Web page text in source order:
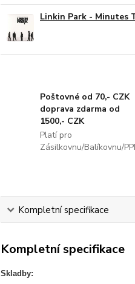
Linkin Park - Minutes
Poštovné od 70,- CZK
doprava zdarma od
1500,- CZK
Platí pro
Zásilkovnu/Balíkovnu/
Kompletní specifikace
Kompletní specifikace
Skladby: